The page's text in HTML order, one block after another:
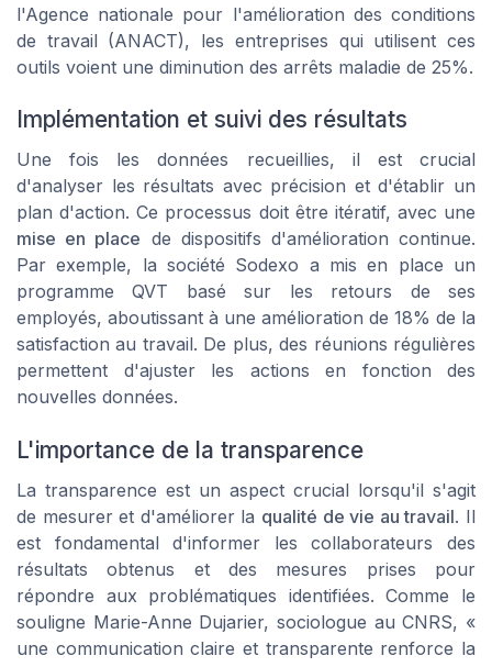
l'Agence nationale pour l'amélioration des conditions
de travail (ANACT), les entreprises qui utilisent ces
outils voient une diminution des arrêts maladie de 25%.
Implémentation et suivi des résultats
Une fois les données recueillies, il est crucial
d'analyser les résultats avec précision et d'établir un
plan d'action. Ce processus doit être itératif, avec une
mise en place de dispositifs d'amélioration continue.
Par exemple, la société Sodexo a mis en place un
programme QVT basé sur les retours de ses
employés, aboutissant à une amélioration de 18% de la
satisfaction au travail. De plus, des réunions régulières
permettent d'ajuster les actions en fonction des
nouvelles données.
L'importance de la transparence
La transparence est un aspect crucial lorsqu'il s'agit
de mesurer et d'améliorer la qualité de vie au travail. Il
est fondamental d'informer les collaborateurs des
résultats obtenus et des mesures prises pour
répondre aux problématiques identifiées. Comme le
souligne Marie-Anne Dujarier, sociologue au CNRS, «
une communication claire et transparente renforce la